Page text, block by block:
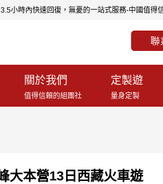
小時內快速回復，無憂的一站式服務-中國值得
聯
關於我們
值得信賴的組團社
定製遊
量身定製
大本營13日西藏火車遊